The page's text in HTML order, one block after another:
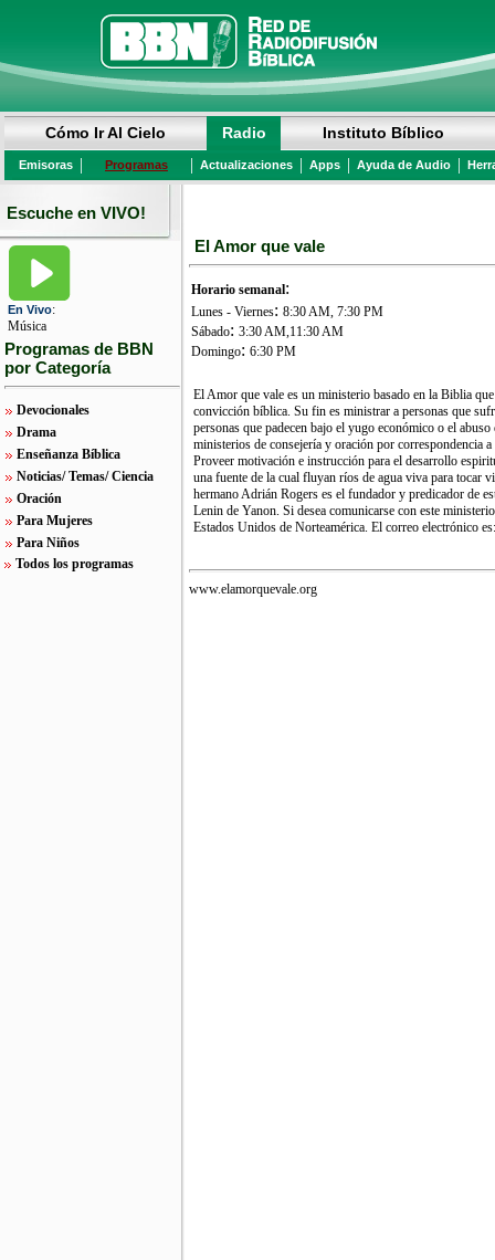
Cómo Ir Al Cielo Radio Instituto Bíblico
Emisoras | Programas | Actualizaciones | Apps | Ayuda de Audio |
Escuche en VIVO!
En Vivo:
Música
Programas de BBN
por Categoría
Devocionales
Drama
Enseñanza Bíblica
Noticias/ Temas/ Ciencia
Oración
Para Mujeres
Para Niños
Todos los programas
El Amor que vale
Horario semanal:
Lunes - Viernes: 8:30 AM, 7:30 PM
Sábado: 3:30 AM,11:30 AM
Domingo: 6:30 PM
El Amor que vale es un ministerio basado en la Biblia
convicción bíblica. Su fin es ministrar a personas que
personas que padecen bajo el yugo económico o el
ministerios de consejería y oración por correspondencia
Proveer motivación e instrucción para el desarrollo
una fuente de la cual fluyan ríos de agua viva para tocar
hermano Adrián Rogers es el fundador y predicador de
Lenin de Yanon. Si desea comunicarse con este
Estados Unidos de Norteamérica. El correo electrónico
www.elamorquevale.org